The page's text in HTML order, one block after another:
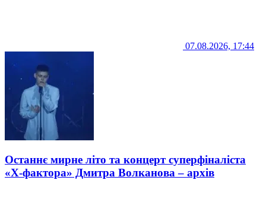
07.08.2026, 17:44
Останнє мирне літо та концерт суперфіналіста
«Х-фактора» Дмитра Волканова – архів